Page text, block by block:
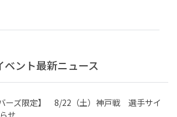
ベント最新ニュース
バーズ限定】 8/22（土）神戸戦 選手サイ
せ